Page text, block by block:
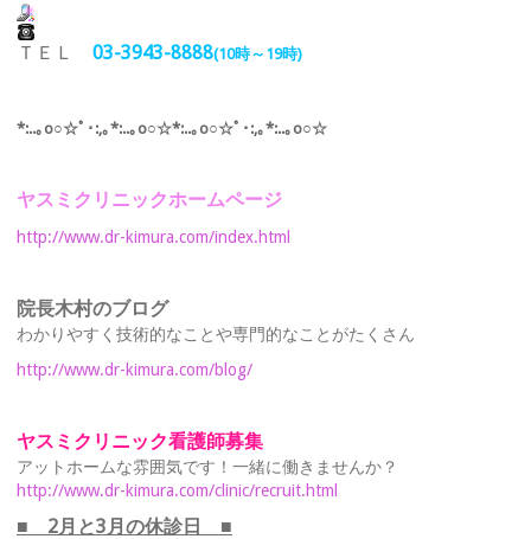
ＴＥＬ 03-3943-8888(10時～19時)
*:..｡o○☆ﾟ･:,｡*:..｡o○☆*:..｡o○☆ﾟ･:,｡*:..｡o○☆
ヤスミクリニックホームページ
http://www.dr-kimura.com/index.html
院長木村のブログ
わかりやすく技術的なことや専門的なことがたくさん
http://www.dr-kimura.com/blog/
ヤスミクリニック看護師募集
アットホームな雰囲気です！一緒に働きませんか？
http://www.dr-kimura.com/clinic/recruit.html
■ 2月と3月の休診日 ■